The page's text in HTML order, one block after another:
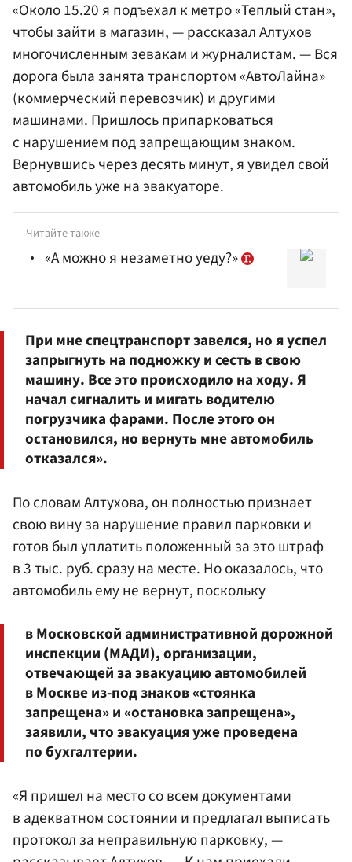
«Около 15.20 я подъехал к метро «Теплый стан»,
чтобы зайти в магазин, — рассказал Алтухов
многочисленным зевакам и журналистам. — Вся
дорога была занята транспортом «АвтоЛайна»
(коммерческий перевозчик) и другими
машинами. Пришлось припарковаться
с нарушением под запрещающим знаком.
Вернувшись через десять минут, я увидел свой
автомобиль уже на эвакуаторе.
Читайте также
«А можно я незаметно уеду?»
При мне спецтранспорт завелся, но я успел
запрыгнуть на подножку и сесть в свою
машину. Все это происходило на ходу. Я
начал сигналить и мигать водителю
погрузчика фарами. После этого он
остановился, но вернуть мне автомобиль
отказался».
По словам Алтухова, он полностью признает
свою вину за нарушение правил парковки и
готов был уплатить положенный за это штраф
в 3 тыс. руб. сразу на месте. Но оказалось, что
автомобиль ему не вернут, поскольку
в Московской административной дорожной
инспекции (МАДИ), организации,
отвечающей за эвакуацию автомобилей
в Москве из-под знаков «стоянка
запрещена» и «остановка запрещена»,
заявили, что эвакуация уже проведена
по бухгалтерии.
«Я пришел на место со всем документами
в адекватном состоянии и предлагал выписать
протокол за неправильную парковку, —